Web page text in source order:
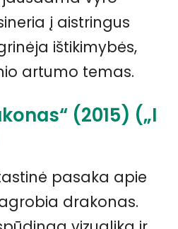
į aistringus
ištikimybės,
artumo temas.
(2015) („I
pasaka apie
drakonas.